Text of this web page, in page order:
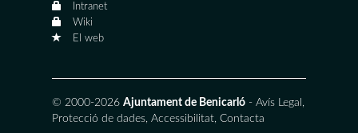
Intranet
Wiki
El web
© 2000-2026 Ajuntament de Benicarló - Avís Legal ,
Protecció de dades, Accessibilitat, Contacta